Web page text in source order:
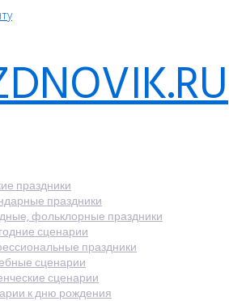
праздники
праздники
фольклорные праздники
сценарии
праздники
сценарии
сценарии
к дню рождения